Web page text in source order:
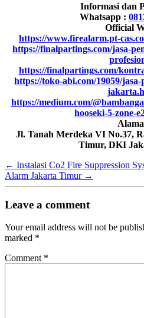
Informasi dan
Whatsapp :
Official
https://www.firealarm.pt-
https://finalpartings.com/jasa-
https://finalpartings.com/
https://toko-abi.com/19059/
https://medium.com/
hooseki-5-zone-
Jl. Tanah Merdeka VI No.37,
Timur, DKI
← Instalasi Co2 Fire Suppression
Alarm Jakarta Timur →
Leave a comment
Your email address will not be
marked *
Comment *